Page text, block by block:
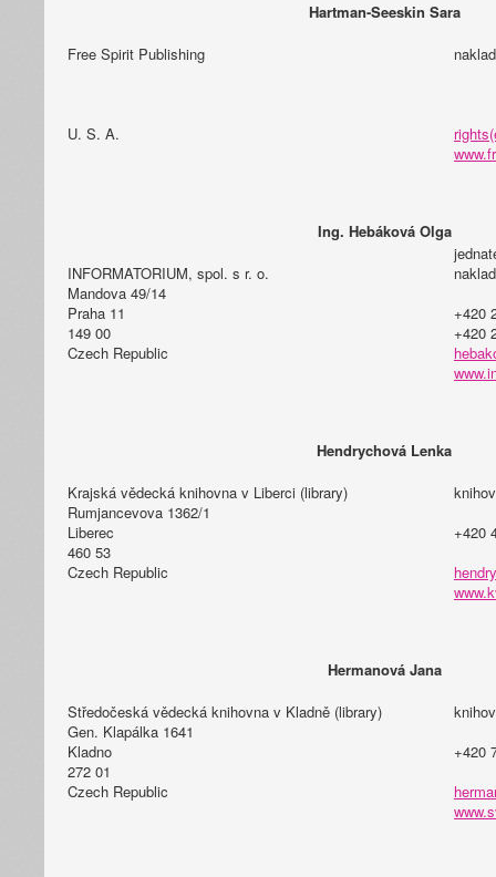
Hartman-Seeskin Sara
Free Spirit Publishing
U. S. A.
Ing. Hebáková Olga
INFORMATORIUM, spol. s r. o.
Mandova 49/14
Praha 11
149 00
Czech Republic
+420
+420
Hendrychová Lenka
Krajská vědecká knihovna v Liberci (library)
Rumjancevova 1362/1
Liberec
460 53
Czech Republic
+420
Hermanová Jana
Středočeská vědecká knihovna v Kladně (library)
Gen. Klapálka 1641
Kladno
272 01
Czech Republic
+420